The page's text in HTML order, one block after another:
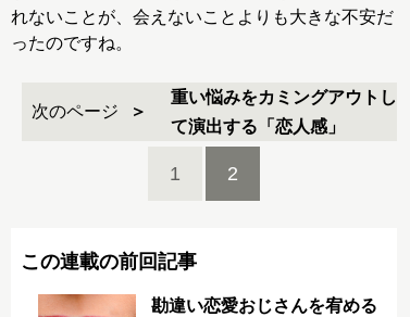
れないことが、会えないことよりも大きな不安だ
ったのですね。
次のページ
重い悩みをカミングアウトし
て演出する「恋人感」
1 2
この連載の前回記事
勘違い恋愛おじさんを宥める